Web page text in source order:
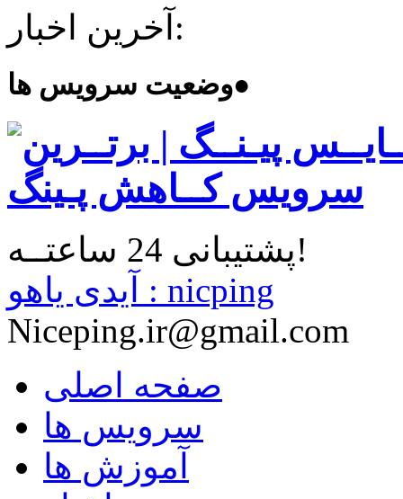
آخرین اخبار:
وضعیت سرویس ها●
پشتیبانی 24 ساعتــه!
آیدی یاهو : nicping
Niceping.ir@gmail.com
صفحه اصلی
سرویس ها
آموزش ها